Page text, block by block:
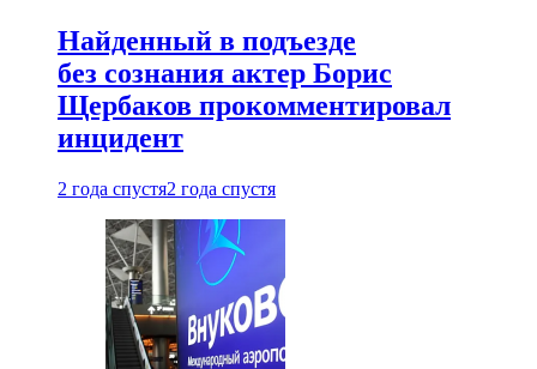
Найденный в подъезде
без сознания актер Борис
Щербаков прокомментировал
инцидент
2 года спустя2 года спустя